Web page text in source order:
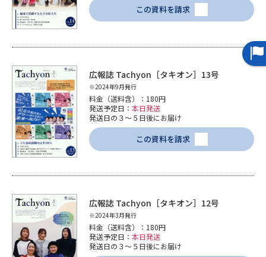
この資料を請求
広報誌 Tachyon［タキオン］13号
※2024年9月発行
料金（送料含）：180円
発送予定日： 本日発送
発送日の３～５日後にお届け
この資料を請求
広報誌 Tachyon［タキオン］12号
※2024年3月発行
料金（送料含）：180円
発送予定日： 本日発送
発送日の３～５日後にお届け